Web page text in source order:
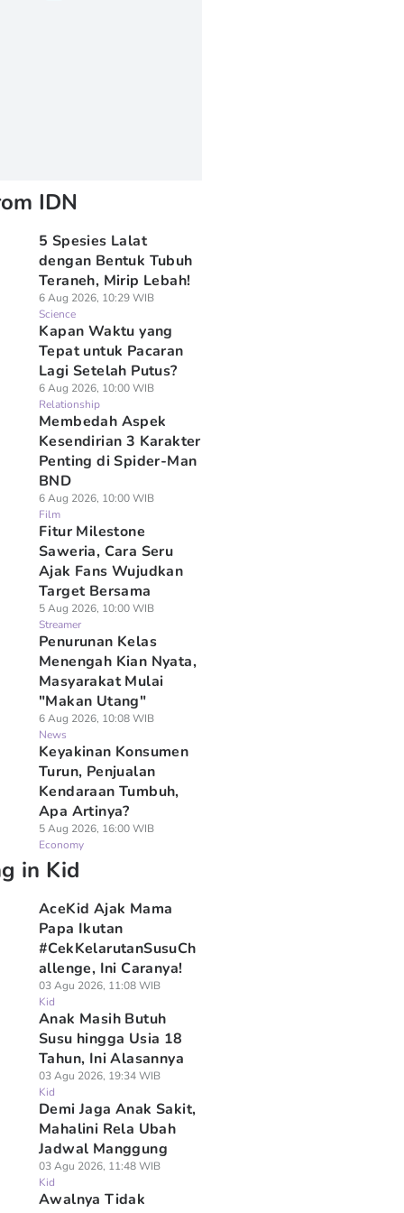
IDN
5 Spesies Lalat
dengan Bentuk Tubuh
Teraneh, Mirip Lebah!
6 Aug 2026, 10:29 WIB
Science
⁠Kapan Waktu yang
Tepat untuk Pacaran
Lagi Setelah Putus?
6 Aug 2026, 10:00 WIB
Relationship
Membedah Aspek
Kesendirian 3 Karakter
Penting di Spider-Man
BND
6 Aug 2026, 10:00 WIB
Film
Fitur Milestone
Saweria, Cara Seru
Ajak Fans Wujudkan
Target Bersama
5 Aug 2026, 10:00 WIB
Streamer
Penurunan Kelas
Menengah Kian Nyata,
Masyarakat Mulai
"Makan Utang"
6 Aug 2026, 10:08 WIB
News
Keyakinan Konsumen
Turun, Penjualan
Kendaraan Tumbuh,
Apa Artinya?
5 Aug 2026, 16:00 WIB
Economy
in Kid
AceKid Ajak Mama
Papa Ikutan
#CekKelarutanSusuCh
allenge, Ini Caranya!
03 Agu 2026, 11:08 WIB
Kid
Anak Masih Butuh
Susu hingga Usia 18
Tahun, Ini Alasannya
03 Agu 2026, 19:34 WIB
Kid
Demi Jaga Anak Sakit,
Mahalini Rela Ubah
Jadwal Manggung
03 Agu 2026, 11:48 WIB
Kid
Awalnya Tidak